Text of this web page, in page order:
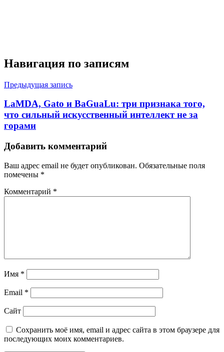
Навигация по записям
Предыдущая запись
LaMDA, Gato и BaGuaLu: три признака того,
что сильный искусственный интеллект не за
горами
Добавить комментарий
Ваш адрес email не будет опубликован. Обязательные поля
помечены *
Комментарий *
Имя *
Email *
Сайт
Сохранить моё имя, email и адрес сайта в этом браузере для
последующих моих комментариев.